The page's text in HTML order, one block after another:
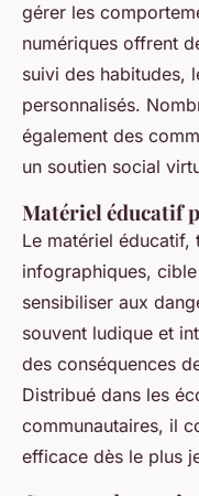
gérer les
numériques offrent
suivi des habitudes,
personnalisés.
également des
un soutien social
Matériel éducatif
Le matériel éducatif,
infographiques,
sensibiliser aux
souvent ludique et
des conséquences
Distribué dans les
communautaires, il
efficace dès le plus